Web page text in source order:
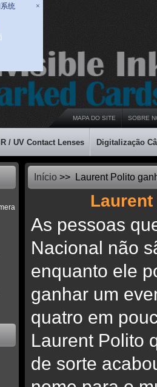
统 ×
MAPA DO SITE SOBRE
IR / UV Contact Lenses Digitalização
Início >> Laurent Polito
As pessoas
Nacional não
enquanto ele
ganhar um
quatro em
Laurent Polito
de sorte